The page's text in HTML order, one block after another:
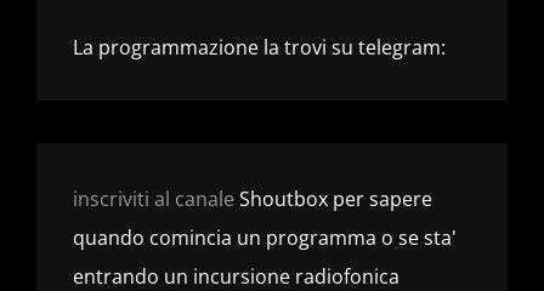
La programmazione la trovi su telegram:
inscriviti al canale Shoutbox per sapere
quando comincia un programma o se sta'
entrando un incursione radiofonica